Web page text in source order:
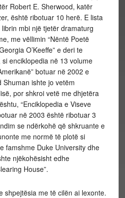
Robert E. Sherwood, katër
është ribotuar 10 herë. E lista
mbi një tjetër dramaturg
me vëllimin “Nëntë Poetë
O’Keeffe” e deri te
enciklopedia në 13 volume
botuar në 2002 e
ishte jo vetëm
por shkroi vetë me dhjetëra
“Enciklopedia e Viseve
në 2003 është ribotuar 3
se ndërkohë që shkruante e
me normë të plotë si
famshme Duke University dhe
njëkohësisht edhe
House”.
shpejtësia me të cilën ai lexonte.